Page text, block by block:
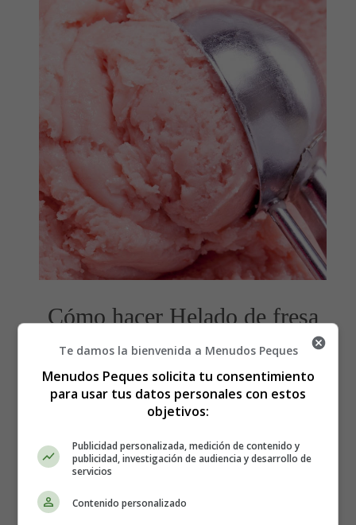
Cómo hacer Helado de fresa
en 5 minutos - Recetas
Caseras
saludables
Los ingredientes que necesitas:
Te damos la bienvenida a Menudos Peques
Menudos Peques solicita tu consentimiento
para usar tus datos personales con estos
objetivos:
Publicidad personalizada, medición de contenido y
publicidad, investigación de audiencia y desarrollo de
servicios
Contenido personalizado